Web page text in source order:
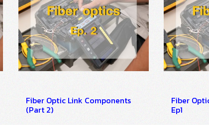
Fiber Optic Link Components
(Part 2)
Fiber
Ep1